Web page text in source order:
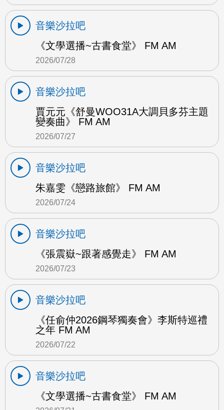
音樂沙拉吧
《文學選播~古書食堂》 FM AM
2026/07/28
音樂沙拉吧
賈元元《舒曼WOO31A大調貝多芬主題
變奏曲》 FM AM
2026/07/27
音樂沙拉吧
朱嘉雯《戀路旅館》 FM AM
2026/07/24
音樂沙拉吧
《張震嶽~跟著感覺走》 FM AM
2026/07/23
音樂沙拉吧
《任俞仲2026鋼琴獨奏會》李斯特巡禮
之年 FM AM
2026/07/22
音樂沙拉吧
《文學選播~古書食堂》 FM AM